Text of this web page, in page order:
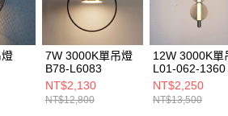
後付」，若未經同意申辦者引起之損失，本公司不負
先享後付」時，將依據個別帳號之用戶狀況，依
同之上限額度；若仍有額度不足之情形，本公司將
行身份認證。
冊多個帳號或使用他人資訊註冊。若發現惡意使用
份有限公司將有權停止該用戶之使用額度並採取法
7W 3000K單吊燈
B78-L6083
NT$2,130
NT$12,800
12W 3000K單
L01-062-1360
NT$2,250
NT$13,500